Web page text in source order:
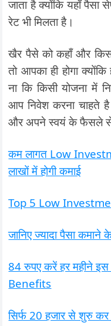
जाता है क्योंकि यहाँ
रेट भी मिलता है।
खैर पैसे को कहाँ और
तो आपका ही होगा
ना कि किसी योजना में
आप निवेश करना चाहते है
और अपने स्वयं के फैसले
कम लागत Low
लाखों में होगी कमाई
Top 5 Low
जानिए ज्यादा पैसा
84 रुपए करें हर महीने
Benefits
सिर्फ 20 हजार से शुरु